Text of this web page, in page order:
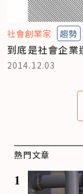
社會創業家 趨勢
到底是社會企
2014.12.03
熱門文章
1